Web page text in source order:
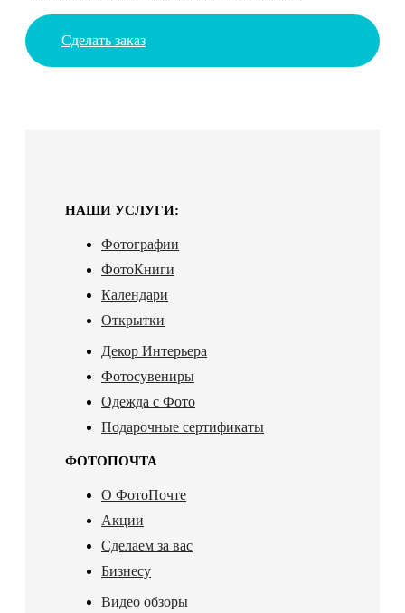
Сделать заказ
НАШИ УСЛУГИ:
Фотографии
ФотоКниги
Календари
Открытки
Декор Интерьера
Фотосувениры
Одежда с Фото
Подарочные сертификаты
ФОТОПОЧТА
О ФотоПочте
Акции
Сделаем за вас
Бизнесу
Видео обзоры